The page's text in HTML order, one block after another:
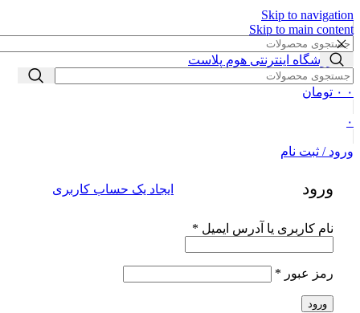
Skip to navigation
Skip to main content
👈با کلیک روی این نوشته عضو کانال هوم پلاست در پیام رسان بله
۰ ۰ تومان
۰
ورود / ثبت نام
ورود ایجاد یک حساب کاربری
نام کاربری یا آدرس ایمیل *
رمز عبور *
ورود